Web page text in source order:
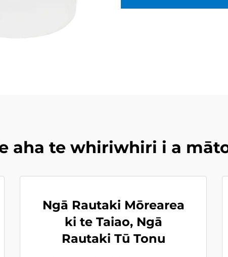
aha te whiriwhiri i a
Ngā Rautaki Mōrearea
ki te Taiao, Ngā
Rautaki Tū Tonu